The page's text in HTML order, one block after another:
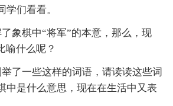
学们看看。
了象棋中“将军”的本意，那么，现
喻什么呢？
举了一些这样的词语，请读读这些词
中是什么意思，现在在生活中又表